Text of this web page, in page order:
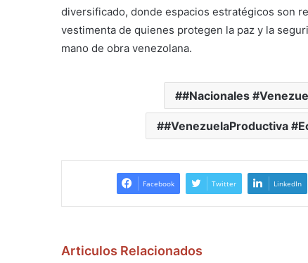
diversificado, donde espacios estratégicos son
vestimenta de quienes protegen la paz y la
mano de obra venezolana.
#Nacionales
#VenezuelaProductiva
Facebook Twitter LinkedIn
Articulos Relacionados